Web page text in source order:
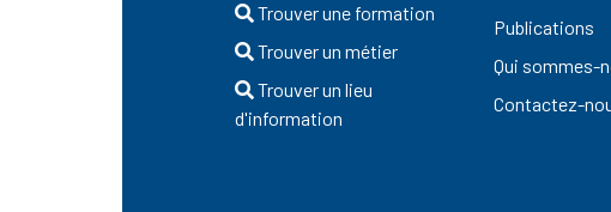
Trouver une formation
Trouver un métier
Trouver un lieu
d'information
Publications
Qui sommes-
Contactez-